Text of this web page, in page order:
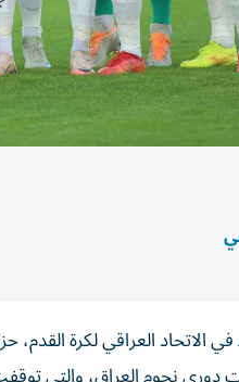
الاتحاد العراقي لكرة